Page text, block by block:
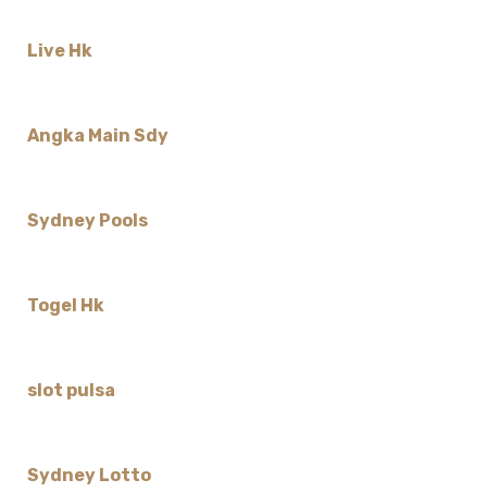
Live Hk
Angka Main Sdy
Sydney Pools
Togel Hk
slot pulsa
Sydney Lotto